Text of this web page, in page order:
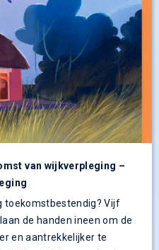
van wijkverpleging –
toekomstbestendig? Vijf
de handen ineen om de
en aantrekkelijker te